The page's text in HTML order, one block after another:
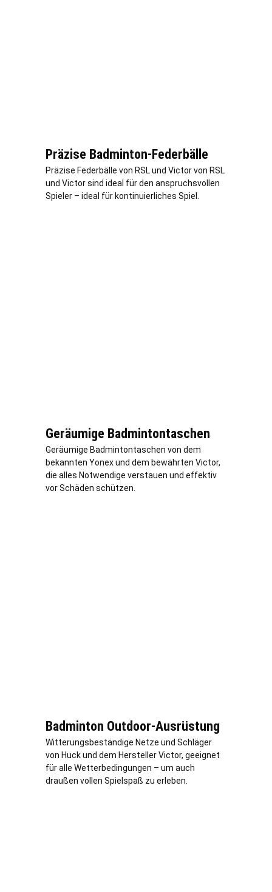
Präzise Badminton-Federbälle
Präzise Federbälle von RSL und Victor von RSL
und Victor sind ideal für den anspruchsvollen
Spieler – ideal für kontinuierliches Spiel.
Geräumige Badmintontaschen
Geräumige Badmintontaschen von dem
bekannten Yonex und dem bewährten Victor,
die alles Notwendige verstauen und effektiv
vor Schäden schützen.
Badminton Outdoor-Ausrüstung
Witterungsbeständige Netze und Schläger
von Huck und dem Hersteller Victor, geeignet
für alle Wetterbedingungen – um auch
draußen vollen Spielspaß zu erleben.